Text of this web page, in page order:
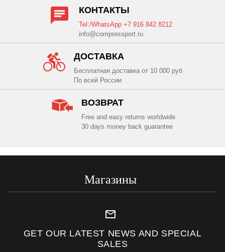
КОНТАКТЫ
Tel:/WhatsApp +7 916 842 8212
info@compressport.ru
ДОСТАВКА
Бесплатная доставка от 10 000 руб
По всей России
ВОЗВРАТ
Free and easy returns worldwide
30 days money back guarantee
Магазины
mail_outline
GET OUR LATEST NEWS AND SPECIAL
SALES